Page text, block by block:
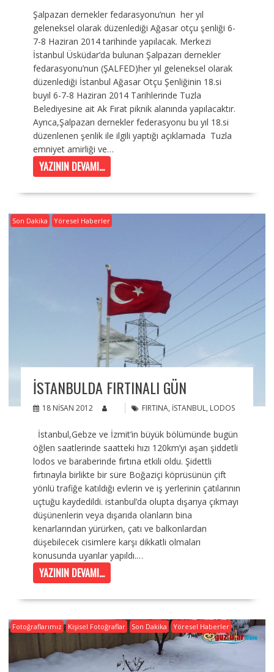
Şalpazarı dernekler fedarasyonu’nun her yıl
geleneksel olarak düzenlediği Ağasar otçu şenliği 6-
7-8 Haziran 2014 tarihinde yapılacak. Merkezi
İstanbul Üsküdar’da bulunan Şalpazarı dernekler
fedarasyonu’nun (ŞALFED)her yıl geleneksel olarak
düzenlediği İstanbul Ağasar Otçu Şenliğinin 18.si
buyıl 6-7-8 Haziran 2014 Tarihlerinde Tuzla
Belediyesine ait Ak Fırat piknik alanında yapılacaktır.
Ayrıca,Şalpazarı dernekler federasyonu bu yıl 18.si
düzenlenen şenlik ile ilgili yaptığı açıklamada Tuzla
emniyet amirliği ve…
YAZININ DEVAMI...
Son Dakika Yöresel Haberler
İSTANBULDA FIRTINALI GÜN
18 NISAN 2012 FIRTINA, İSTANBUL, LODOS
İstanbul,Gebze ve İzmit’in büyük bölümünde bugün
öğlen saatlerinde saatteki hızı 120km’yi aşan şiddetli
lodos ve baraberinde fırtına etkili oldu. Şidettli
fırtınayla birlikte bir süre Boğaziçi köprüsünün çift
yönlü trafiğe katıldığı evlerin ve iş yerlerinin çatılarının
uçtuğu kaydedildi. istanbul’da olupta dışarıya çıkmayı
düşünenlerin veya dışarıda olanların bina
kenarlarından yürürken, çatı ve balkonlardan
düşebilecek cisimlere karşı dikkatli olmaları
konusunda uyarılar yapıldı.…
YAZININ DEVAMI...
Fotoğraflarımız Kişisel Fotoğraflar Son Dakika Yöresel Haberler